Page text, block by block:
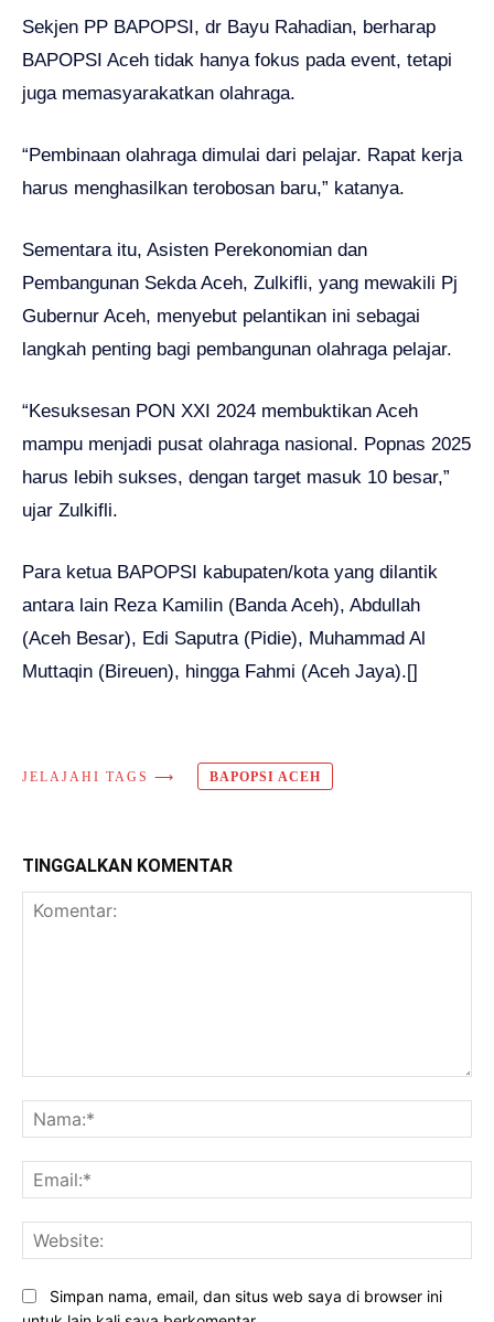
Sekjen PP BAPOPSI, dr Bayu Rahadian, berharap
BAPOPSI Aceh tidak hanya fokus pada event, tetapi
juga memasyarakatkan olahraga.
“Pembinaan olahraga dimulai dari pelajar. Rapat kerja
harus menghasilkan terobosan baru,” katanya.
Sementara itu, Asisten Perekonomian dan
Pembangunan Sekda Aceh, Zulkifli, yang mewakili Pj
Gubernur Aceh, menyebut pelantikan ini sebagai
langkah penting bagi pembangunan olahraga pelajar.
“Kesuksesan PON XXI 2024 membuktikan Aceh
mampu menjadi pusat olahraga nasional. Popnas 2025
harus lebih sukses, dengan target masuk 10 besar,”
ujar Zulkifli.
Para ketua BAPOPSI kabupaten/kota yang dilantik
antara lain Reza Kamilin (Banda Aceh), Abdullah
(Aceh Besar), Edi Saputra (Pidie), Muhammad Al
Muttaqin (Bireuen), hingga Fahmi (Aceh Jaya).[]
JELAJAHI TAGS ⟶ BAPOPSI ACEH
TINGGALKAN KOMENTAR
Simpan nama, email, dan situs web saya di browser ini